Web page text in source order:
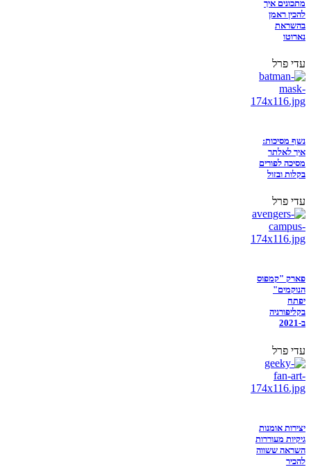
מתכונים איך
להכין ראמן
בהשראת
נארוטו
עדי פרל
נשף מסיכות:
איך לאלתר
מסיכה לפורים
בקלות ובזול
עדי פרל
פארק "קמפוס
הנוקמים"
יפתח
בקליפורניה
ב-2021
עדי פרל
יצירות אומנות
גיקיות מעוררות
השראה ששווה
להכיר